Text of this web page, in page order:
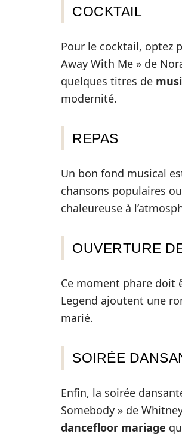
COCKTAIL
Pour le cocktail, optez
Away With Me » de
quelques titres de
modernité.
REPAS
Un bon fond musical
chansons populaires
chaleureuse à
OUVERTURE
Ce moment phare doit
Legend ajoutent une
marié.
SOIRÉE
Enfin, la soirée
Somebody » de
dancefloor mariage